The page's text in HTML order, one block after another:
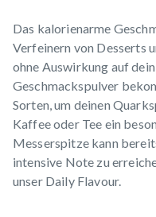
Das kalorienarme
Verfeinern von Desserts
ohne Auswirkung auf
Geschmackspulver
Sorten, um deinen
Kaffee oder Tee ein
Messerspitze kann
intensive Note zu
unser Daily Flavour.